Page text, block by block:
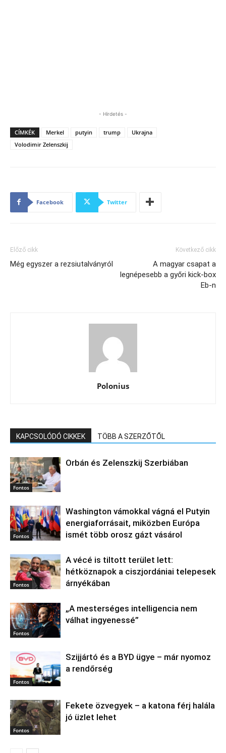
- Hirdetés -
CÍMKÉK Merkel putyin trump
Ukrajna
Volodimir Zelenszkij
Facebook Twitter
Előző cikk
Még egyszer a rezsiutalványról
Következő cikk
A magyar csapat a
legnépesebb a győri kick-box
Eb-n
Polonius
KAPCSOLÓDÓ CIKKEK TÖBB A SZERZŐTŐL
Fontos
Orbán és Zelenszkij Szerbiában
Fontos
Washington vámokkal vágná el Putyin
energiaforrásait, miközben Európa
ismét több orosz gázt vásárol
Fontos
A vécé is tiltott terület lett:
hétköznapok a ciszjordániai telepesek
árnyékában
Fontos
„A mesterséges intelligencia nem
válhat ingyenessé”
Fontos
Szijjártó és a BYD ügye – már nyomoz
a rendőrség
Fontos
Fekete özvegyek – a katona férj halála
jó üzlet lehet